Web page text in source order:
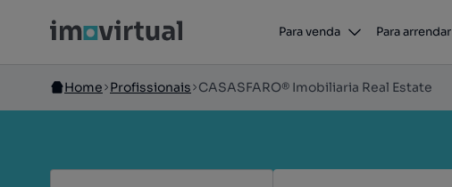
Para venda Para arrendar
Home Profissionais CASASFARO® Imobiliaria Real Estate